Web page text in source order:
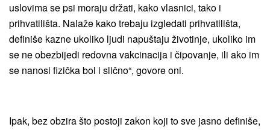
uslovima se psi moraju držati, kako vlasnici, tako i
prihvatilišta. Nalaže kako trebaju izgledati prihvatilišta,
definiše kazne ukoliko ljudi napuštaju životinje, ukoliko im
se ne obezbijedi redovna vakcinacija i čipovanje, ili ako im
se nanosi fizička bol i slično“, govore oni.
Ipak, bez obzira što postoji zakon koji to sve jasno definiše,